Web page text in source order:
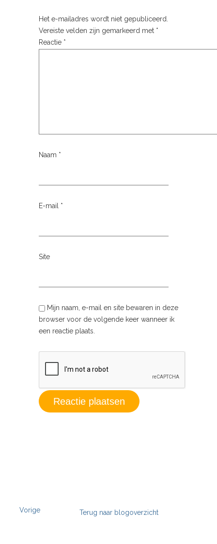
Het e-mailadres wordt niet gepubliceerd.
Vereiste velden zijn gemarkeerd met *
Reactie *
Naam *
E-mail *
Site
Mijn naam, e-mail en site bewaren in deze
browser voor de volgende keer wanneer ik
een reactie plaats.
Vorige Terug naar blogoverzicht